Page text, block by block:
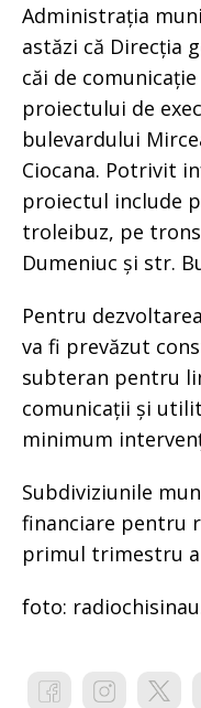
Administrația
astăzi că Direcția
căi de
proiectului de
bulevardului
Ciocana. Potrivit
proiectul include
troleibuz, pe
Dumeniuc și str.
Pentru
va fi prevăzut
subteran pentru
comunicații și
minimum
Subdiviziunile
financiare pentru
primul trimestru
foto: